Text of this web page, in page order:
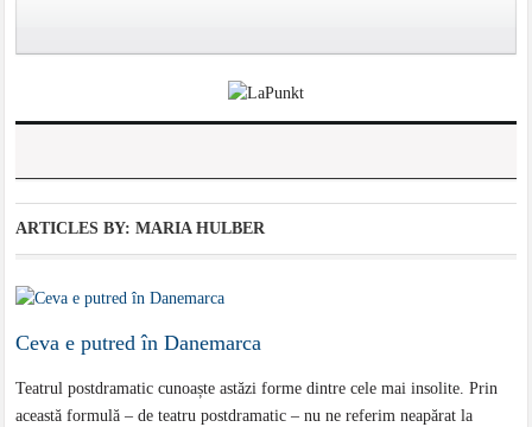
ARTICLES BY: MARIA HULBER
Ceva e putred în Danemarca
Teatrul postdramatic cunoaște astăzi forme dintre cele mai insolite. Prin
această formulă – de teatru postdramatic – nu ne referim neapărat la